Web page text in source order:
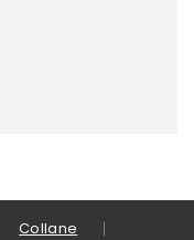
Collane